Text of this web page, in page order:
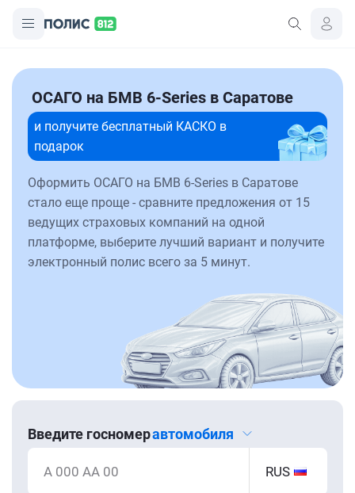
ОСАГО на БМВ 6-Series в Саратове
и получите бесплатный КАСКО в
подарок
Оформить ОСАГО на БМВ 6-Series в Саратове
стало еще проще - сравните предложения от 15
ведущих страховых компаний на одной
платформе, выберите лучший вариант и получите
электронный полис всего за 5 минут.
Введите госномеравтомобиля
А 000 АА 00 RUS